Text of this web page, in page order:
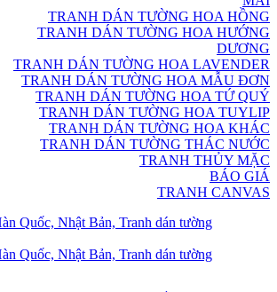
TRANH DÁN TƯỜNG HOA HỒNG
TRANH DÁN TƯỜNG HOA HƯỚNG
DƯƠNG
TRANH DÁN TƯỜNG HOA LAVENDER
TRANH DÁN TƯỜNG HOA MẪU ĐƠN
TRANH DÁN TƯỜNG HOA TỨ QUÝ
TRANH DÁN TƯỜNG HOA TUYLIP
TRANH DÁN TƯỜNG HOA KHÁC
TRANH DÁN TƯỜNG THÁC NƯỚC
TRANH THỦY MẶC
BÁO GIÁ
TRANH CANVAS